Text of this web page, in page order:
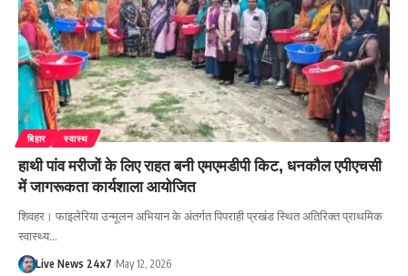
बिहार स्वास्थ
हाथी पांव मरीजों के लिए राहत बनी एमएमडीपी किट, धनकौल एपीएचसी
में जागरूकता कार्यशाला आयोजित
शिवहर। फाइलेरिया उन्मूलन अभियान के अंतर्गत पिपराही प्रखंड स्थित अतिरिक्त प्राथमिक
स्वास्थ्य…
Live News 24x7 May 12, 2026